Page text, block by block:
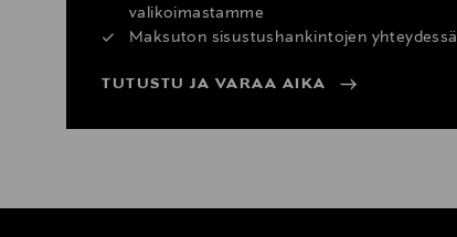
valikoimastamme
Maksuton sisustushankintojen yhteydessä
TUTUSTU JA VARAA AIKA